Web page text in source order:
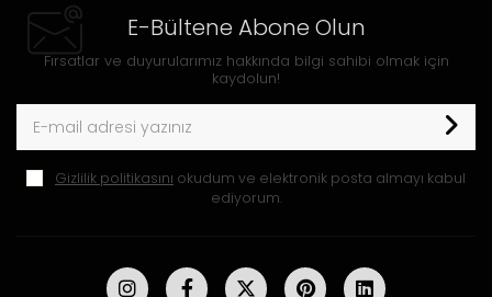
E-Bültene Abone Olun
Fırsatlar ve duyurularımız hakkında bilgi sahibi olmak için
kaydolun!
Gizlilik politikasını okudum ve elektronik posta almayı kabul
ediyorum.